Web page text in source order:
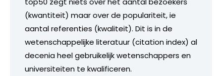
(kwantiteit) maar over de populariteit, ie
aantal referenties (kwaliteit). Dit is in de
wetenschappelijke literatuur (citation index) al
decenia heel gebruikelijk wetenschappers en
universiteiten te kwalificeren.